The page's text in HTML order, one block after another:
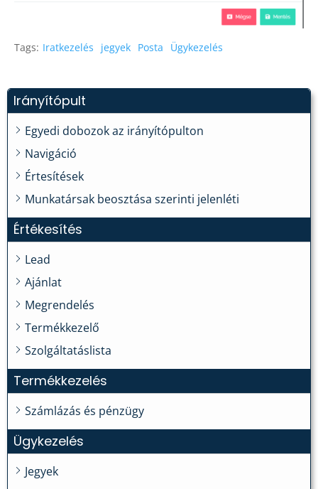
Irányítópult
Egyedi dobozok az irányítópulton
Navigáció
Értesítések
Munkatársak beosztása szerinti jelenléti
Értékesítés
Lead
Ajánlat
Megrendelés
Termékkezelő
Szolgáltatáslista
Termékkezelés
Számlázás és pénzügy
Ügykezelés
Jegyek
Tags: Iratkezelés jegyek Posta Ügykezelés